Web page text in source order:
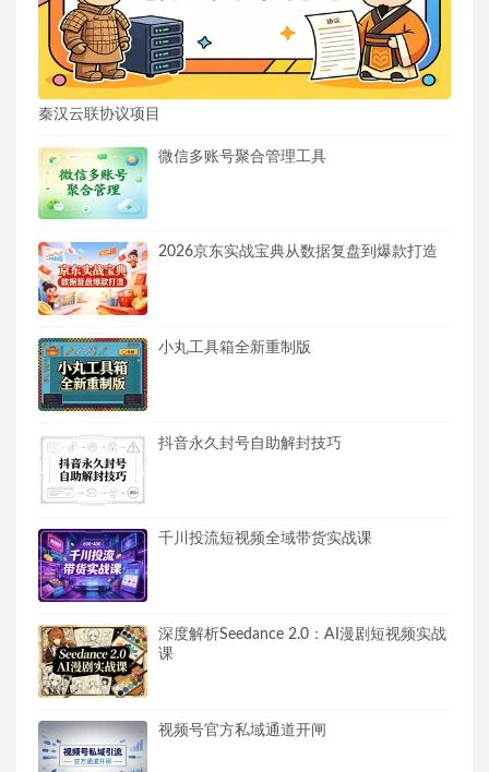
秦汉云联协议项目
微信多账号聚合管理工具
2026京东实战宝典从数据复盘到爆款打造
小丸工具箱全新重制版
抖音永久封号自助解封技巧
千川投流短视频全域带货实战课
深度解析Seedance 2.0：AI漫剧短视频实战
课
视频号官方私域通道开闸